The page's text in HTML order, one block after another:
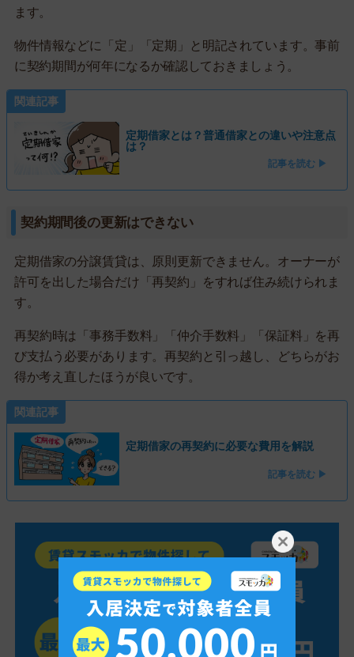
ます。
物件情報などに「定」「定期」と明記されています。事前
に契約期間が何年になるか確認しておきましょう。
関連記事
定期借家とは？普通借家との違いや注意点
は？
記事を読む ▶
契約期間後の更新はできない
定期借家の分譲賃貸は、原則更新できません。オーナーが
許可を出した場合だけ「再契約」をすれば住み続けられま
す。
再契約時は「事務手数料」「仲介手数料」「保証料」を再
び支払う必要があります。再契約と引っ越し、どちらがお
得か考え直したほうが良いです。
関連記事
定期借家の再契約に必要な費用を解説
記事を読む ▶